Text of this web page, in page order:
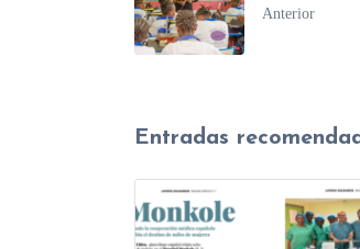
Anterior
Entradas